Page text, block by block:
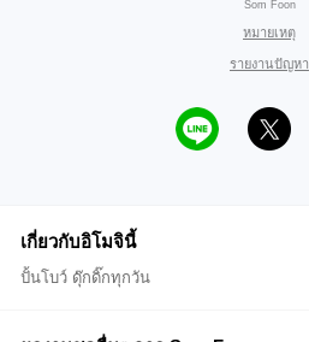
Som Foon
หมายเหตุ
รายงานปัญหา
เกี่ยวกับอิโมจินี้
ปั้นโบว์ ดุ๊กดิ๊กทุกวัน